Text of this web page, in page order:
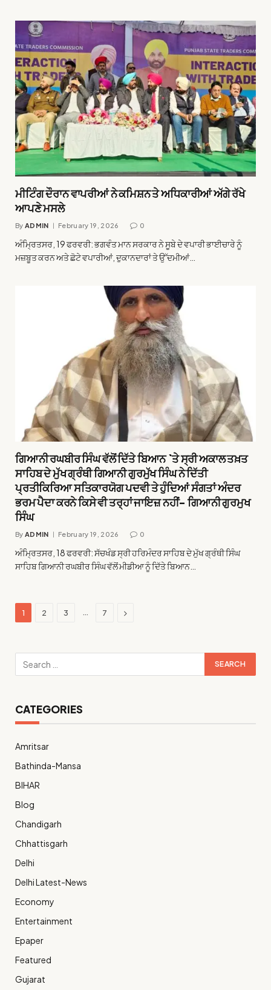
ਮੀਟਿੰਗ ਦੌਰਾਨ ਵਾਪਰੀਆਂ ਨੇ ਕਮਿਸ਼ਨ ਤੇ ਅਧਿਕਾਰੀਆਂ ਅੱਗੇ ਰੱਖੇ
ਆਪਣੇ ਮਸਲੇ
By ADMIN February 19, 2026 0
ਅੰਮ੍ਰਿਤਸਰ, 19 ਫਰਵਰੀ: ਭਗਵੰਤ ਮਾਨ ਸਰਕਾਰ ਨੇ ਸੂਬੇ ਦੇ ਵਪਾਰੀ ਭਾਈਚਾਰੇ ਨੂੰ
ਮਜ਼ਬੂਤ ਕਰਨ ਅਤੇ ਛੋਟੇ ਵਪਾਰੀਆਂ, ਦੁਕਾਨਦਾਰਾਂ ਤੇ ਉੱਦਮੀਆਂ…
ਗਿਆਨੀ ਰਘਬੀਰ ਸਿੰਘ ਵੱਲੋਂ ਦਿੱਤੇ ਬਿਆਨ `ਤੇ ਸ੍ਰੀ ਅਕਾਲ ਤਖ਼ਤ
ਸਾਹਿਬ ਦੇ ਮੁੱਖ ਗ੍ਰੰਥੀ ਗਿਆਨੀ ਗੁਰਮੁੱਖ ਸਿੰਘ ਨੇ ਦਿੱਤੀ
ਪ੍ਰਤੀਕਿਰਿਆ ਸਤਿਕਾਰਯੋਗ ਪਦਵੀ ਤੇ ਹੁੰਦਿਆਂ ਸੰਗਤਾਂ ਅੰਦਰ
ਭਰਮ ਪੈਦਾ ਕਰਨੇ ਕਿਸੇ ਵੀ ਤਰ੍ਹਾਂ ਜਾਇਜ਼ ਨਹੀਂ- ਗਿਆਨੀ ਗੁਰਮੁਖ
ਸਿੰਘ
By ADMIN February 19, 2026 0
ਅੰਮ੍ਰਿਤਸਰ, 18 ਫਰਵਰੀ: ਸੱਚਖੰਡ ਸ੍ਰੀ ਹਰਿਮੰਦਰ ਸਾਹਿਬ ਦੇ ਮੁੱਖ ਗ੍ਰੰਥੀ ਸਿੰਘ
ਸਾਹਿਬ ਗਿਆਨੀ ਰਘਬੀਰ ਸਿੰਘ ਵੱਲੋਂ ਮੀਡੀਆ ਨੂੰ ਦਿੱਤੇ ਬਿਆਨ…
1 2 3 … 7 Next
CATEGORIES
Amritsar
Bathinda-Mansa
BIHAR
Blog
Chandigarh
Chhattisgarh
Delhi
Delhi Latest-News
Economy
Entertainment
Epaper
Featured
Gujarat